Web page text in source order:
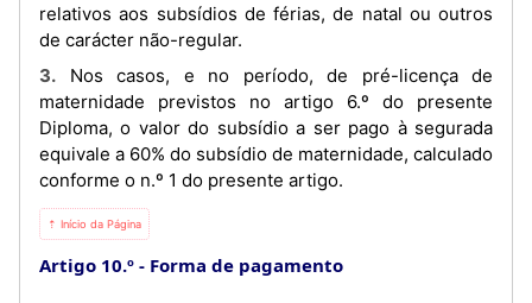
relativos aos subsídios de férias, de natal ou outros
de carácter não-regular.
3. Nos casos, e no período, de pré-licença de
maternidade previstos no artigo 6.º do presente
Diploma, o valor do subsídio a ser pago à segurada
equivale a 60% do subsídio de maternidade, calculado
conforme o n.º 1 do presente artigo.
⇡ Início da Página
Artigo 10.º Forma de pagamento